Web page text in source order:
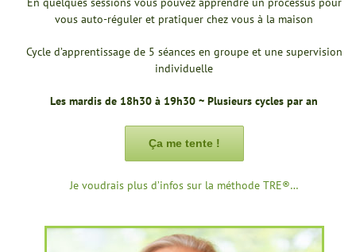
vous auto-réguler et pratiquer chez vous à la maison
Cycle d’apprentissage de 5 séances en groupe et une supervision
individuelle
Les mardis de 18h30 à 19h30 ~ Plusieurs cycles par an
Ça me tente !
Je voudrais plus d’infos sur la méthode TRE®…